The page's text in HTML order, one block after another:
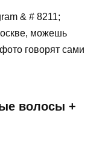
& # 8211;
можешь
говорят сами
волосы +